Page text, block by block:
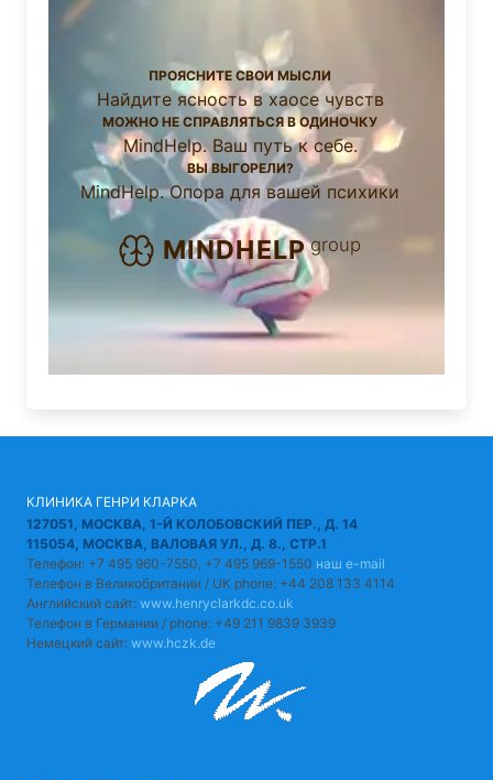
ПРОЯСНИТЕ СВОИ МЫСЛИ
Найдите ясность в хаосе чувств
МОЖНО НЕ СПРАВЛЯТЬСЯ В ОДИНОЧКУ
MindHelp. Ваш путь к себе.
ВЫ ВЫГОРЕЛИ?
MindHelp. Опора для вашей психики
MINDHELP group
КЛИНИКА ГЕНРИ КЛАРКА
127051, МОСКВА, 1-Й КОЛОБОВСКИЙ ПЕР., Д. 14
115054, МОСКВА, ВАЛОВАЯ УЛ., Д. 8., СТР.1
Телефон: +7 495 960-7550, +7 495 969-1550 наш e-mail
Телефон в Великобритании / UK phone: +44 208 133 4114
Английский сайт: www.henryclarkdc.co.uk
Телефон в Германии / phone: +49 211 9839 3939
Немецкий сайт: www.hczk.de